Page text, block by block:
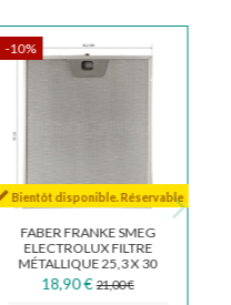
-10%
Bientôt disponible. Réservable
FABER FRANKE SMEG
ELECTROLUX FILTRE
MÉTALLIQUE 25,3 X 30
CM 133.0017.054
18,90 € 21,00 €